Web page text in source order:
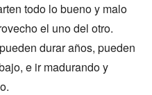
todo lo bueno y malo
el uno del otro.
durar años, pueden
e ir madurando y